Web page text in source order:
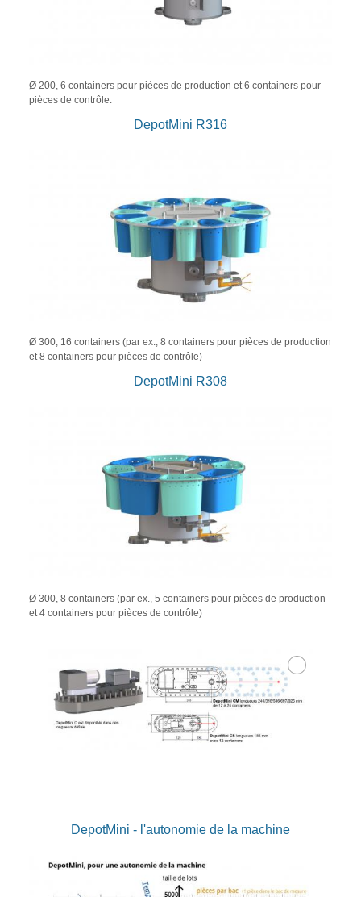
Ø 200, 6 containers pour pièces de production et 6 containers pour
pièces de contrôle.
DepotMini R316
Ø 300, 16 containers (par ex., 8 containers pour pièces de production
et 8 containers pour pièces de contrôle)
DepotMini R308
Ø 300, 8 containers (par ex., 5 containers pour pièces de production
et 4 containers pour pièces de contrôle)
DepotMini - l'autonomie de la machine